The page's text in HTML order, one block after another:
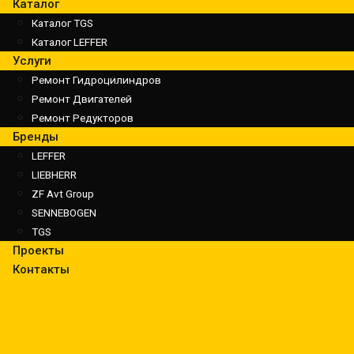
Каталог
Каталог TGS
Каталог LEFFER
Услуги
Ремонт Гидроцилиндров
Ремонт Двигателей
Ремонт Редукторов
Бренды
LEFFER
LIEBHERR
ZF Avt Group
SENNEBOGEN
TGS
Проекты
Контакты